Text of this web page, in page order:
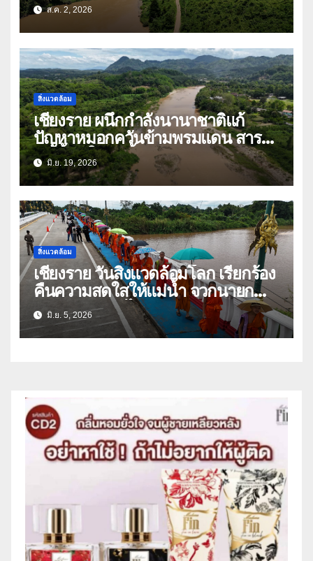
ส.ค. 2, 2026
สิ่งแวดล้อม
เชียงราย ผนึกกำลังนานาชาติแก้
ปัญหาหมอกควันข้ามพรมแดน สาร
ปนเปื้อนในลุ่มน้ำกก
มิ.ย. 19, 2026
สิ่งแวดล้อม
เชียงราย วันสิ่งแวดล้อมโลก เรียกร้อง
คืนความสดใสให้แม่น้ำ จวกนายก
คณะรัฐมนตรี ไม่มารับฟังปัญหา
ประชาชน
มิ.ย. 5, 2026